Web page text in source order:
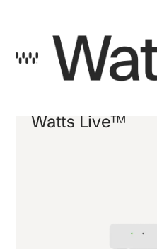
​​Watts Live™
Ved at trykke tilmeld, giver jeg